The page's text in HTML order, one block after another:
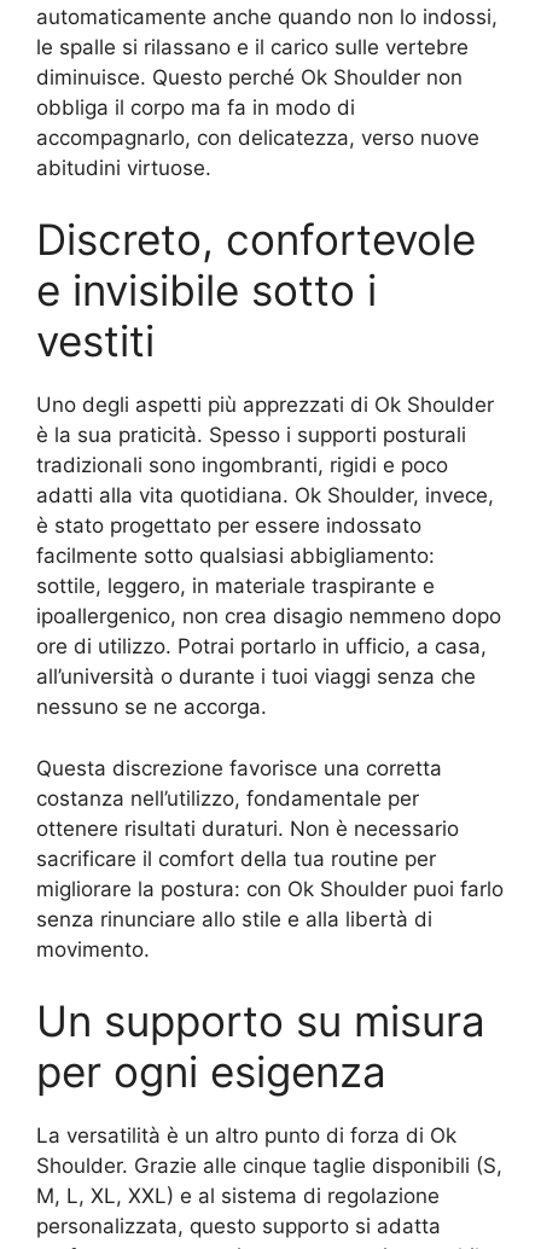
automaticamente anche quando non lo indossi,
le spalle si rilassano e il carico sulle vertebre
diminuisce. Questo perché Ok Shoulder non
obbliga il corpo ma fa in modo di
accompagnarlo, con delicatezza, verso nuove
abitudini virtuose.
Discreto, confortevole
e invisibile sotto i
vestiti
Uno degli aspetti più apprezzati di Ok Shoulder
è la sua praticità. Spesso i supporti posturali
tradizionali sono ingombranti, rigidi e poco
adatti alla vita quotidiana. Ok Shoulder, invece,
è stato progettato per essere indossato
facilmente sotto qualsiasi abbigliamento:
sottile, leggero, in materiale traspirante e
ipoallergenico, non crea disagio nemmeno dopo
ore di utilizzo. Potrai portarlo in ufficio, a casa,
all’università o durante i tuoi viaggi senza che
nessuno se ne accorga.
Questa discrezione favorisce una corretta
costanza nell’utilizzo, fondamentale per
ottenere risultati duraturi. Non è necessario
sacrificare il comfort della tua routine per
migliorare la postura: con Ok Shoulder puoi farlo
senza rinunciare allo stile e alla libertà di
movimento.
Un supporto su misura
per ogni esigenza
La versatilità è un altro punto di forza di Ok
Shoulder. Grazie alle cinque taglie disponibili (S,
M, L, XL, XXL) e al sistema di regolazione
personalizzata, questo supporto si adatta